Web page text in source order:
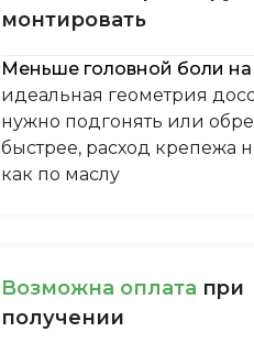
монтировать
Меньше головной боли на
идеальная геометрия
нужно подгонять или
быстрее, расход крепежа
как по маслу
Boзмoжнa oплaтa пpи
пoлучeнии